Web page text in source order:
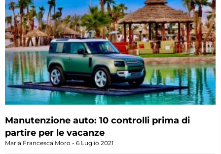
Manutenzione auto: 10 controlli prima di
partire per le vacanze
Maria Francesca Moro 6 Luglio 2021